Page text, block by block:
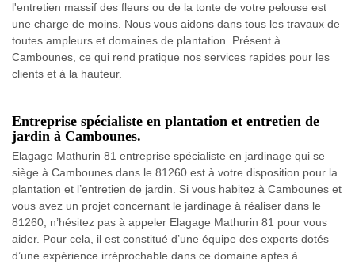
l'entretien massif des fleurs ou de la tonte de votre pelouse est
une charge de moins. Nous vous aidons dans tous les travaux de
toutes ampleurs et domaines de plantation. Présent à
Cambounes, ce qui rend pratique nos services rapides pour les
clients et à la hauteur.
Entreprise spécialiste en plantation et entretien de
jardin à Cambounes.
Elagage Mathurin 81 entreprise spécialiste en jardinage qui se
siège à Cambounes dans le 81260 est à votre disposition pour la
plantation et l’entretien de jardin. Si vous habitez à Cambounes et
vous avez un projet concernant le jardinage à réaliser dans le
81260, n’hésitez pas à appeler Elagage Mathurin 81 pour vous
aider. Pour cela, il est constitué d’une équipe des experts dotés
d’une expérience irréprochable dans ce domaine aptes à